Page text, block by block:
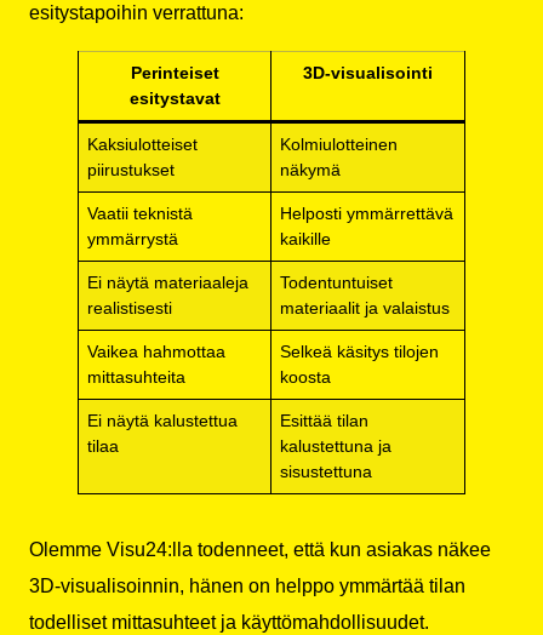
esitystapoihin verrattuna:
Perinteiset
esitystavat
3D-visualisointi
Kaksiulotteiset
piirustukset
Kolmiulotteinen
näkymä
Vaatii teknistä
ymmärrystä
Helposti ymmärrettävä
kaikille
Ei näytä materiaaleja
realistisesti
Todentuntuiset
materiaalit ja valaistus
Vaikea hahmottaa
mittasuhteita
Selkeä käsitys tilojen
koosta
Ei näytä kalustettua
tilaa
Esittää tilan
kalustettuna ja
sisustettuna
Olemme Visu24:lla todenneet, että kun asiakas näkee
3D-visualisoinnin, hänen on helppo ymmärtää tilan
todelliset mittasuhteet ja käyttömahdollisuudet.